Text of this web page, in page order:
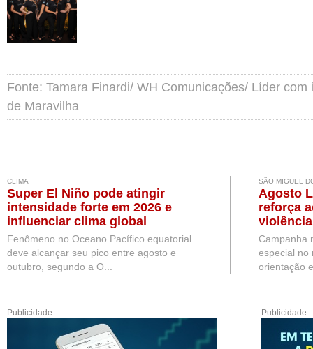
Fonte: Tamara Finardi/ WH Comunicações/ Líder
de Maravilha
CLIMA
Super El Niño pode atingir
intensidade forte em 2026 e
influenciar clima global
Fenômeno no Oceano Pacífico equatorial
deve alcançar seu pico entre agosto e
outubro, segundo a O...
SÃO MIGUEL
Agosto
reforça
São
Campanha
especial no
orientação
Publicidade Publicidade